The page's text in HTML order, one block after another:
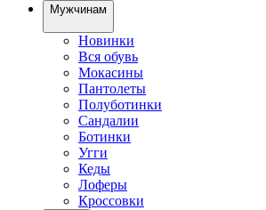
Мужчинам
Новинки
Вся обувь
Мокасины
Пантолеты
Полуботинки
Сандалии
Ботинки
Угги
Кеды
Лоферы
Кроссовки